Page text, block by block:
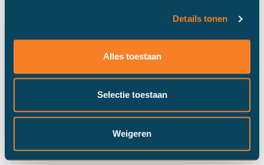
Details tonen
Alles toestaan
Selectie toestaan
Weigeren
Duinstra Melis Makelaars maakt
gebruik van cookies om ervoor te
mogelijk draait​. Klik op “Prima!”, om
pas je instellingen via "cookie
Prima!